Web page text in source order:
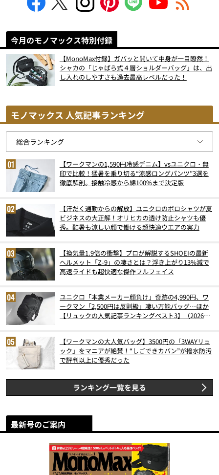
今月のモノマックス特別付録
【MonoMax付録】ガバッと開いて中身が一目瞭然！
シャカの「じゃばら式４層ショルダーバッグ」は、出
し入れのしやすさも過去最高レベルだった！
モノマックス 人気記事ランキング
【ワークマンの1,590円冷感デニム】vsユニクロ・無
印で比較！猛暑を乗り切る“涼感ロングパンツ”3選を
徹底解剖。接触冷感から綿100%まで決定版
【汗だく通勤からの解放】ユニクロのポロシャツが夏
ビジネスの大正解！オリヒカの透け防止シャツも優
秀。酷暑も涼しい顔で働ける超快適ウエアの実力
【換気量1.9倍の衝撃】プロが解説するSHOEIの最新
ヘルメット「Z-9」の凄さとは？浮き上がり13%減で
高速ライドも超快適な傑作フルフェイス
ユニクロ「本業メーカー顔負け」奇跡の4,990円、ワ
ークマン「2,500円は反則級」凄い万能バッグ…ほか
【リュックの人気記事ランキングベスト3】（2026年
【ワークマンの大人気バッグ】3500円の「3WAYリュ
ック」をマニアが絶賛！“しごできカバン”が撥水防汚
で評判以上に優秀だった
ランキング一覧を見る
最新号のご案内